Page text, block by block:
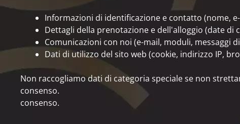
Informazioni di identificazione e contatto (nome,
Dettagli della prenotazione e dell'alloggio (date di
Comunicazioni con noi (e-mail, moduli, messaggi
Dati di utilizzo del sito web (cookie, indirizzo IP,
Non raccogliamo dati di categoria speciale se non
consenso.
consenso.